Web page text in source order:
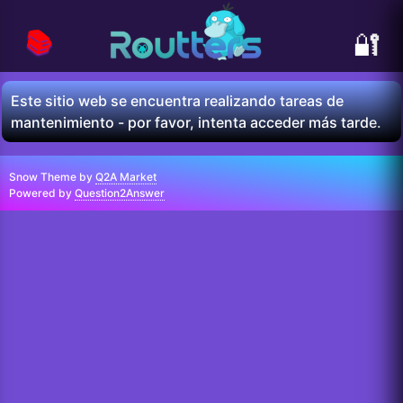
🔐
📚
Este sitio web se encuentra realizando tareas de
mantenimiento - por favor, intenta acceder más tarde.
Snow Theme by Q2A Market
Powered by Question2Answer